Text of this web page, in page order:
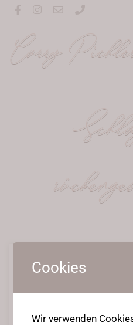
Carry
Cookies
Wir verwenden